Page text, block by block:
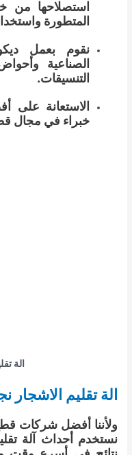
استصلاحها من
المتطورة
نقوم بعمل
الصناعية
التنسيقات.
الاستعانة على
خبراء في مجال
الة
الة تقليم الاشجار
ولأننا أفضل شركات قطع
نستخدم أحداث آلة